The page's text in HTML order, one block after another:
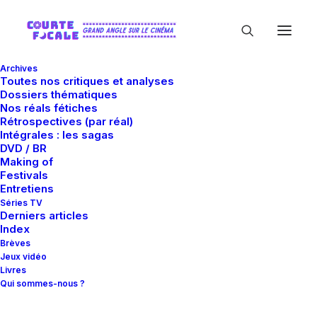
Archives
Toutes nos critiques et analyses
Dossiers thématiques
Nos réals fétiches
Rétrospectives (par réal)
Intégrales : les sagas
DVD / BR
Making of
Festivals
Entretiens
Séries TV
Derniers articles
Index
Brèves
Jeux vidéo
Livres
Qui sommes-nous ?
On me demande parfois quel est le plus
à cela. Tout comme je ne parviens pas à me